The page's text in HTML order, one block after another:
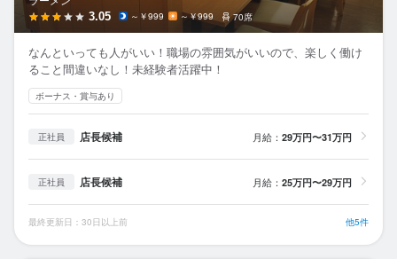
3.05 ～￥999 ～￥999 70席
なんといっても人がいい！職場の雰囲気がいいので、楽しく働け
ること間違いなし！未経験者活躍中！
ボーナス・賞与あり
正社員 店長候補 月給： 29万円〜31万円
正社員 店長候補 月給： 25万円〜29万円
最終更新日：30日以上前 他5件